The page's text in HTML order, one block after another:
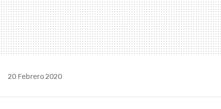
20 Febrero 2020